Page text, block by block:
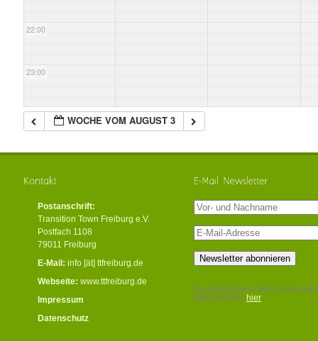
22:00
23:00
WOCHE VOM AUGUST 3
Postanschrift:
Transition Town Freiburg e.V.
Postfach 1108
79011 Freiburg
E-Mail: info [ät] ttfreiburg.de
Webseite: www.ttfreiburg.de
Impressum
Datenschutz
Du erhältst eine Mail zum
Weitere Infos hier
.